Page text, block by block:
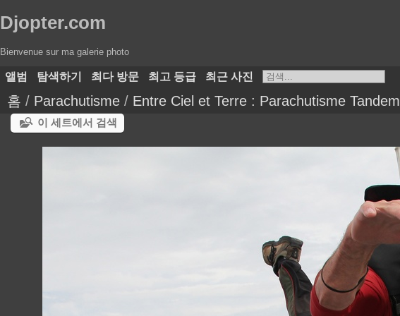
Djopter.com
Bienvenue sur ma galerie photo
앨범 탐색하기 최다 방문 최고 등급 최근 사진
홈 / Parachutisme / Entre Ciel et Terre : Parachutisme Tandem
이 세트에서 검색